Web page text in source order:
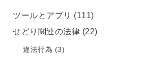
ツールとアプリ (111)
せどり関連の法律 (22)
違法行為 (3)